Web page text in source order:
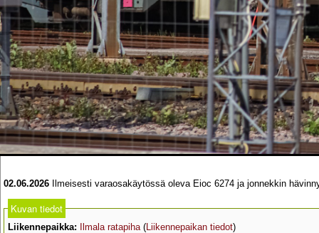
02.06.2026 Ilmeisesti varaosakäytössä oleva Eioc 6274 ja jonnekkin
Kuvan tiedot
Liikennepaikka: Ilmala ratapiha(Liikennepaikan tiedot)